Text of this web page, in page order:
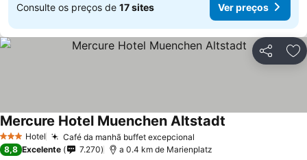
Consulte os preços de 17 sites Ver preços
Partilhar
3 EstrelasHotel Café da manhã buffet excepcional
Mercure Hotel Muenchen Altstadt
8,8 Excelente 7.270 a 0.4 km de Marienplatz